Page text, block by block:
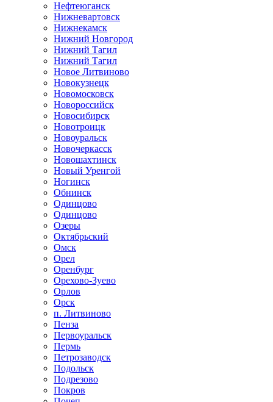
Нефтеюганск
Нижневартовск
Нижнекамск
Нижний Новгород
Нижний Тагил
Нижний Тагил
Новое Литвиново
Новокузнецк
Новомосковск
Новороссийск
Новосибирск
Новотроицк
Новоуральск
Новочеркасск
Новошахтинск
Новый Уренгой
Ногинск
Обнинск
Одинцово
Одинцово
Озеры
Октябрьский
Омск
Орел
Оренбург
Орехово-Зуево
Орлов
Орск
п. Литвиново
Пенза
Первоуральск
Пермь
Петрозаводск
Подольск
Подрезово
Покров